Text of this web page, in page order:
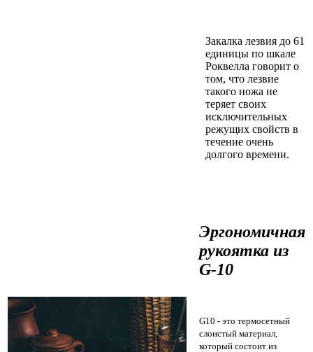
Закалка лезвия до 61
единицы по шкале
Роквелла говорит о
том, что лезвие
такого ножа не
теряет своих
исключительных
режущих свойств в
течение очень
долгого времени.
Эргономичная
рукоятка из
G-10
G10 - это термосетный
слоистый материал,
который состоит из